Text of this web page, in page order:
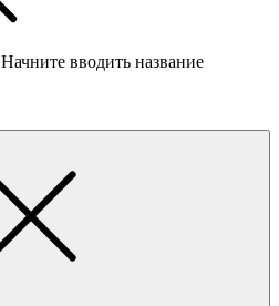
Начните вводить название